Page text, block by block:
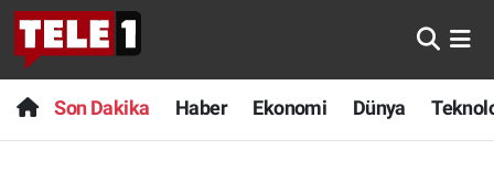
Son Dakika Haber Ekonomi Dünya
Anında Manşet
Başka Sohbetler
Son Dakika
Haber
Nöbetçi Eczaneler
Hava Durumu